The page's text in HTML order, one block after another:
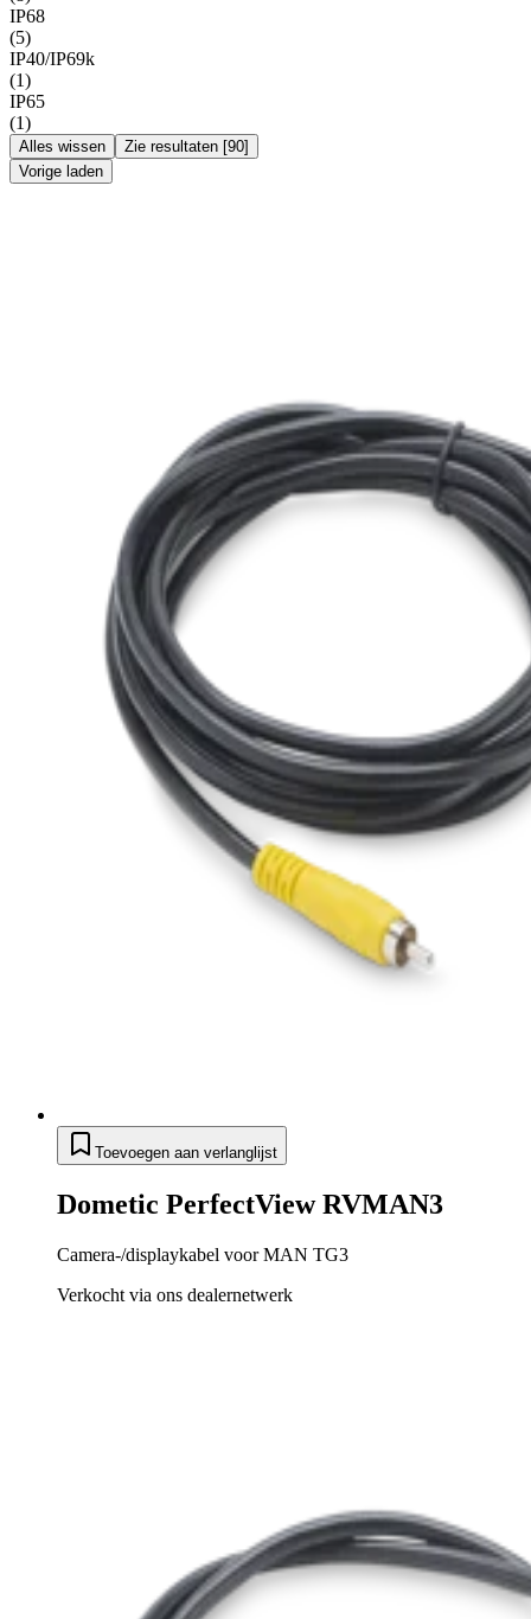
IP68
(5)
IP40/IP69k
(1)
IP65
(1)
Alles wissen Zie resultaten [90]
Vorige laden
Toevoegen aan verlanglijst
Dometic PerfectView RVMAN3
Camera-/displaykabel voor MAN TG3
Verkocht via ons dealernetwerk